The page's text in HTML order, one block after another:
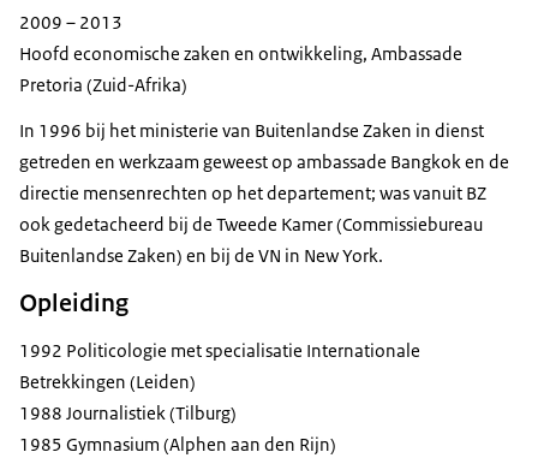
2009 – 2013
Hoofd economische zaken en ontwikkeling, Ambassade
Pretoria (Zuid-Afrika)
In 1996 bij het ministerie van Buitenlandse Zaken in dienst
getreden en werkzaam geweest op ambassade Bangkok en de
directie mensenrechten op het departement; was vanuit BZ
ook gedetacheerd bij de Tweede Kamer (Commissiebureau
Buitenlandse Zaken) en bij de VN in New York.
Opleiding
1992 Politicologie met specialisatie Internationale
Betrekkingen (Leiden)
1988 Journalistiek (Tilburg)
1985 Gymnasium (Alphen aan den Rijn)